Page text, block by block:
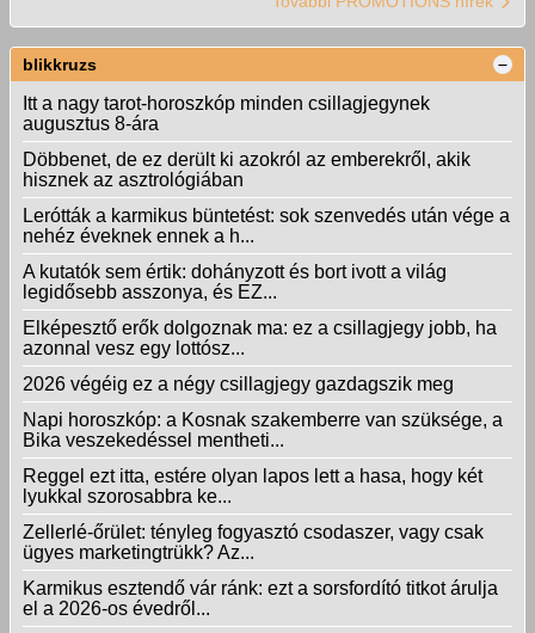
blikkruzs
Itt a nagy tarot-horoszkóp minden csillagjegynek
augusztus 8-ára
Döbbenet, de ez derült ki azokról az emberekről, akik
hisznek az asztrológiában
Lerótták a karmikus büntetést: sok szenvedés után vége a
nehéz éveknek ennek a h...
A kutatók sem értik: dohányzott és bort ivott a világ
legidősebb asszonya, és EZ...
Elképesztő erők dolgoznak ma: ez a csillagjegy jobb, ha
azonnal vesz egy lottósz...
2026 végéig ez a négy csillagjegy gazdagszik meg
Napi horoszkóp: a Kosnak szakemberre van szüksége, a
Bika veszekedéssel mentheti...
Reggel ezt itta, estére olyan lapos lett a hasa, hogy két
lyukkal szorosabbra ke...
Zellerlé-őrület: tényleg fogyasztó csodaszer, vagy csak
ügyes marketingtrükk? Az...
Karmikus esztendő vár ránk: ezt a sorsfordító titkot árulja
el a 2026-os évedről...